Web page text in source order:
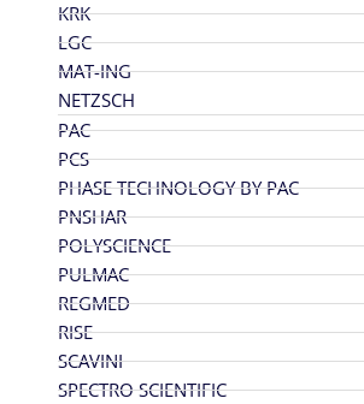
KRK
LGC
MAT-ING
NETZSCH
PAC
PCS
PHASE TECHNOLOGY BY PAC
PNSHAR
POLYSCIENCE
PULMAC
REGMED
RISE
SCAVINI
SPECTRO SCIENTIFIC